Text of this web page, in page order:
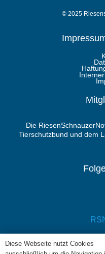
© 2025
Die
Tierschutzbund und dem
Diese Webseite nutzt Cookies